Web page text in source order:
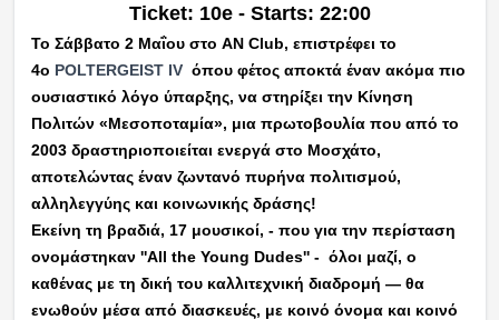
Ticket: 10e - Starts: 22:00
Το Σάββατο 2 Μαΐου στο AN Club, επιστρέφει το
4ο POLTERGEIST IVόπου φέτος αποκτά έναν ακόμα πιο
ουσιαστικό λόγο ύπαρξης, να στηρίξει την Κίνηση
Πολιτών «Μεσοποταμία», μια πρωτοβουλία που από το
2003 δραστηριοποιείται ενεργά στο Μοσχάτο,
αποτελώντας έναν ζωντανό πυρήνα πολιτισμού,
αλληλεγγύης και κοινωνικής δράσης!
Εκείνη τη βραδιά, 17 μουσικοί, - που για την περίσταση
ονομάστηκαν ''All the Young Dudes'' - όλοι μαζί, ο
καθένας με τη δική του καλλιτεχνική διαδρομή — θα
ενωθούν μέσα από διασκευές, με κοινό όνομα και κοινό